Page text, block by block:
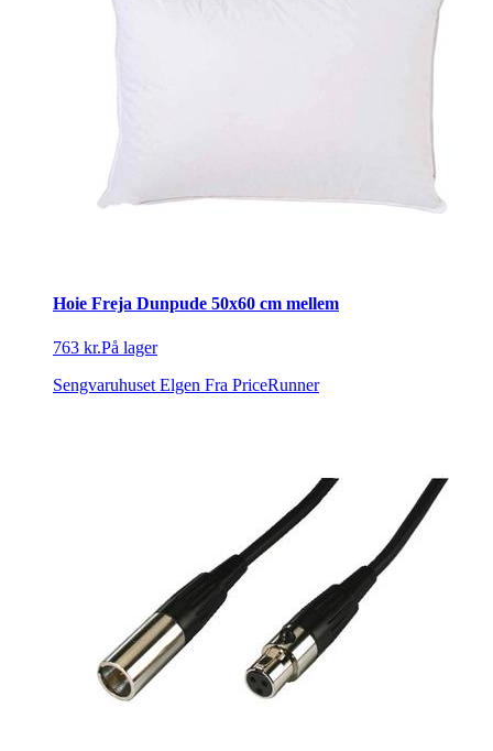
Hoie Freja Dunpude 50x60 cm mellem
763 kr.På lager
Sengvaruhuset Elgen Fra PriceRunner